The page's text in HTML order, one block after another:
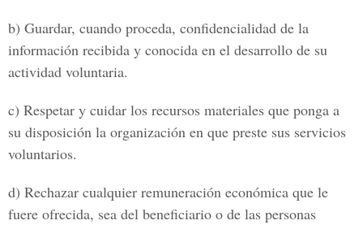
b) Guardar, cuando proceda, confidencialidad de la
información recibida y conocida en el desarrollo de su
actividad voluntaria.
c) Respetar y cuidar los recursos materiales que ponga a
su disposición la organización en que preste sus servicios
voluntarios.
d) Rechazar cualquier remuneración económica que le
fuere ofrecida, sea del beneficiario o de las personas